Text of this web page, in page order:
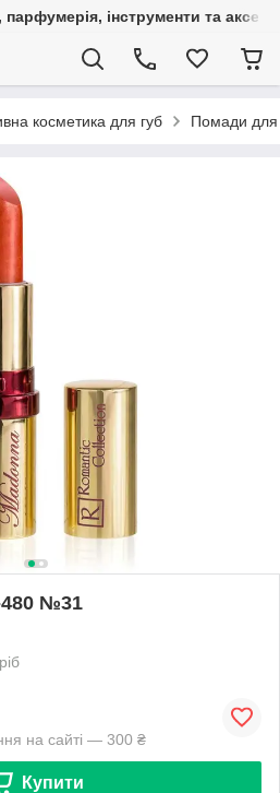
інструменти та
косметика для губ Помади для
480 №31
на сайті — 300 ₴
Купити